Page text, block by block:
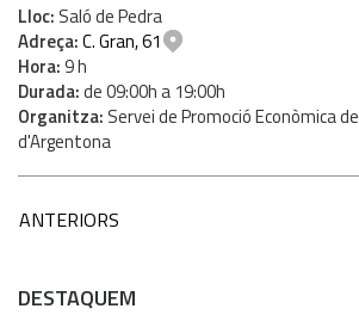
Lloc Saló de Pedra
Adreça C. Gran, 61
Hora 9 h
Durada de 09:00h a 19:00h
Organitza Servei de Promoció Econòmica
d'Argentona
ANTERIORS
DESTAQUEM